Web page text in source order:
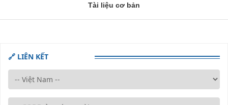
Tài liệu cơ bản
🔗 LIÊN KẾT